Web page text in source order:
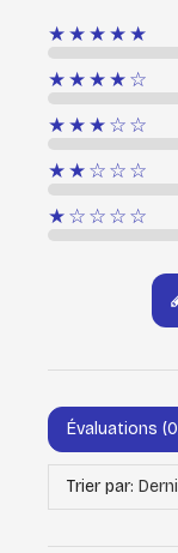
★★★★★
★★★★☆
★★★☆☆
★★☆☆☆
★☆☆☆☆
Évaluations
Trier par: